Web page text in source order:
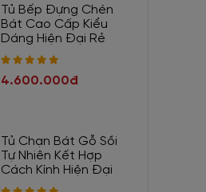
Tủ Bếp Đựng Chén
Bát Cao Cấp Kiểu
Dáng Hiện Đại Rẻ
4.600.000đ
Tủ Chạn Bát Gỗ Sồi
Tự Nhiên Kết Hợp
Cách Kính Hiện Đại